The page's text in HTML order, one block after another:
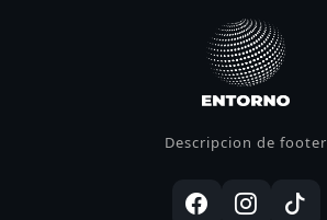
Descripcion de footer